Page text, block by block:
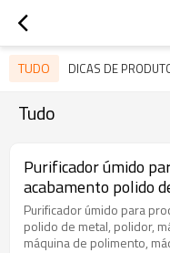
TUDO DICAS DE
Tudo
Purificador úmido
acabamento polido
polimento do cliente
Purificador úmido para
polido de metal, polidor,
máquina de polimento,